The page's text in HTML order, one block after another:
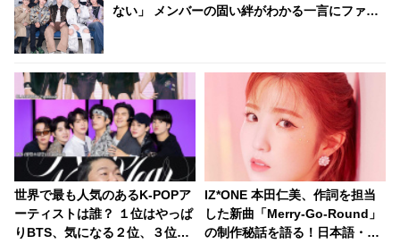
ない」 メンバーの固い絆がわかる一言にファン
世界で最も人気のあるK-POPア
ーティストは誰？ １位はやっぱ
りBTS、気になる２位、３位
IZ*ONE 本田仁美、作詞を担当
した新曲「Merry-Go-Round」
の制作秘話を語る！日本語・韓